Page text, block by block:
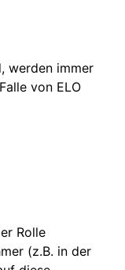
werden immer
von ELO
Rolle
(z.B. in der